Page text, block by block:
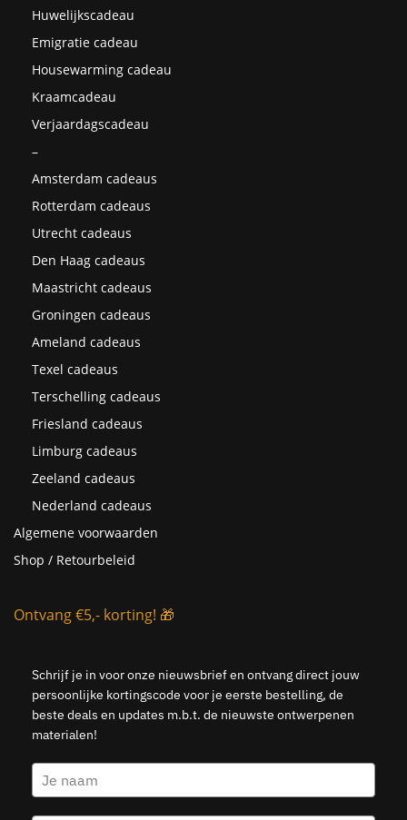
Huwelijkscadeau
Emigratie cadeau
Housewarming cadeau
Kraamcadeau
Verjaardagscadeau
–
Amsterdam cadeaus
Rotterdam cadeaus
Utrecht cadeaus
Den Haag cadeaus
Maastricht cadeaus
Groningen cadeaus
Ameland cadeaus
Texel cadeaus
Terschelling cadeaus
Friesland cadeaus
Limburg cadeaus
Zeeland cadeaus
Nederland cadeaus
Algemene voorwaarden
Shop / Retourbeleid
Ontvang €5,- korting! 🎁
Schrijf je in voor onze nieuwsbrief en ontvang direct jouw
persoonlijke kortingscode voor je eerste bestelling, de
beste deals en updates m.b.t. de nieuwste ontwerpenen
materialen!